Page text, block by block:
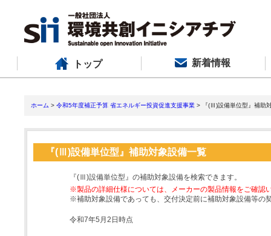
トップ 新着情報
ホーム > 令和5年度補正予算 省エネルギー投資促進支援事業 > 『(Ⅲ)設備単位型』補助
『(Ⅲ)設備単位型』補助対象設備一覧
『(Ⅲ)設備単位型』の補助対象設備を検索できます。
※製品の詳細仕様については、メーカーの製品情報をご確認
※補助対象設備であっても、交付決定前に補助対象設備等の
令和7年5月2日時点